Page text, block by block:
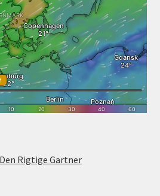
dine maskiner
Den Rigtige Gartner